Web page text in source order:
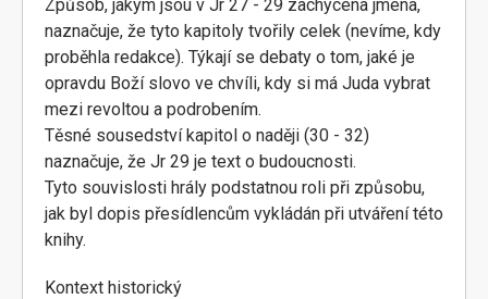
Způsob, jakým jsou v Jr 27 - 29 zachycena jména,
naznačuje, že tyto kapitoly tvořily celek (nevíme, kdy
proběhla redakce). Týkají se debaty o tom, jaké je
opravdu Boží slovo ve chvíli, kdy si má Juda vybrat
mezi revoltou a podrobením.
Těsné sousedství kapitol o naději (30 - 32)
naznačuje, že Jr 29 je text o budoucnosti.
Tyto souvislosti hrály podstatnou roli při způsobu,
jak byl dopis přesídlencům vykládán při utváření této
knihy.
Kontext historický